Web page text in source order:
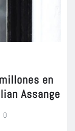
en
Assange
0